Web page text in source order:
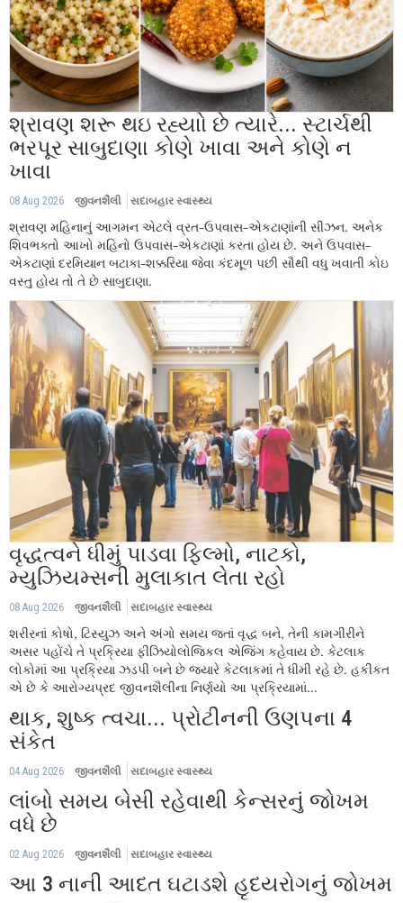
શ્રાવણ શરૂ થઇ રહ્યાો છે ત્યારે... સ્ટાર્ચથી
ભરપૂર સાબુદાણા કોણે ખાવા અને કોણે ન
ખાવા
08 Aug 2026 જીવનશૈલી સદાબહાર સ્વાસ્થ્ય
શ્રાવણ મહિનાનું આગમન એટલે વ્રત-ઉપવાસ-એકટાણાંની સીઝન. અનેક
શિવભક્તો આખો મહિનો ઉપવાસ-એકટાણાં કરતા હોય છે. અને ઉપવાસ-
એકટાણાં દરમિયાન બટાકા-શક્કરિયા જેવા કંદમૂળ પછી સૌથી વધુ ખવાતી કોઇ
વસ્તુ હોય તો તે છે સાબુદાણા.
વૃદ્ધત્વને ધીમું પાડવા ફિલ્મો, નાટકો,
મ્યુઝિયમ્સની મુલાકાત લેતા રહો
08 Aug 2026 જીવનશૈલી સદાબહાર સ્વાસ્થ્ય
શરીરનાં કોષો, ટિસ્યુઝ અને અંગો સમય જતાં વૃદ્ધ બને, તેની કામગીરીને
અસર પહોંચે તે પ્રક્રિયા ફીઝિયોલોજિકલ એજિંગ કહેવાય છે. કેટલાક
લોકોમાં આ પ્રક્રિયા ઝડપી બને છે જ્યારે કેટલાકમાં તે ધીમી રહે છે. હકીકત
એ છે કે આરોગ્યપ્રદ જીવનશૈલીના નિર્ણયો આ પ્રક્રિયામાં...
થાક, શુષ્ક ત્વચા... પ્રોટીનની ઉણપના 4
સંકેત
04 Aug 2026 જીવનશૈલી સદાબહાર સ્વાસ્થ્ય
લાંબો સમય બેસી રહેવાથી કેન્સરનું જોખમ
વધે છે
02 Aug 2026 જીવનશૈલી સદાબહાર સ્વાસ્થ્ય
આ 3 નાની આદત ઘટાડશે હૃદયરોગનું જોખમ